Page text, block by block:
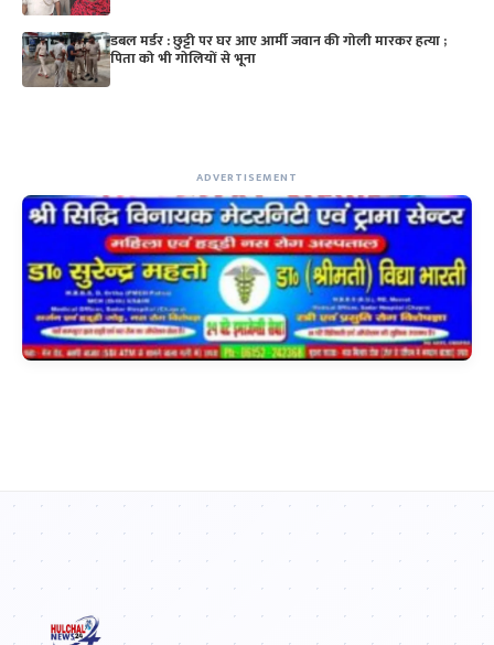
डबल मर्डर : छुट्टी पर घर आए आर्मी जवान की गोली मारकर हत्या ;
पिता को भी गोलियों से भूना
ADVERTISEMENT